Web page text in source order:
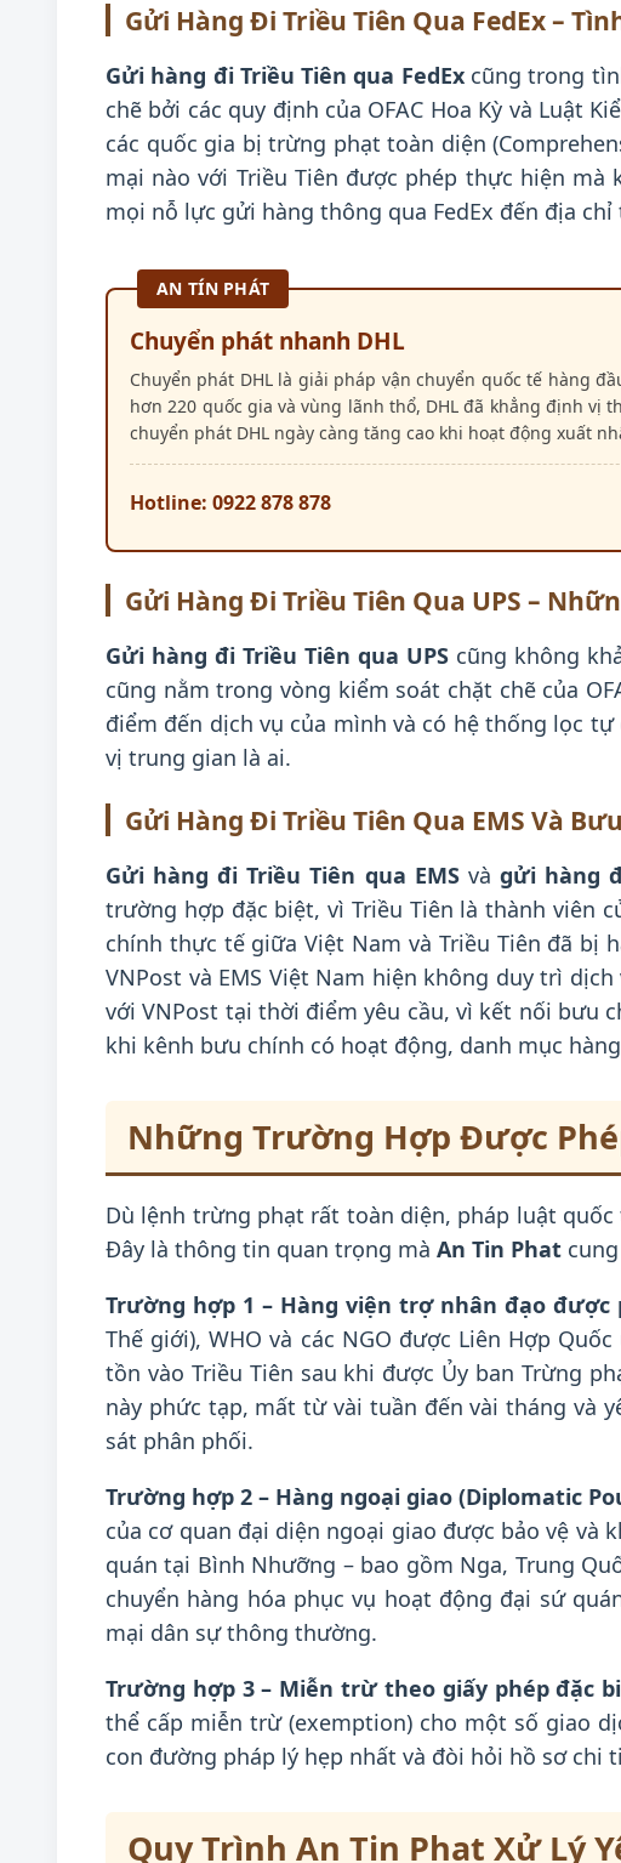
Gửi Hàng Đi Triều Tiên Qua FedEx –
Gửi hàng đi Triều Tiên qua FedExcũng trong
chẽ bởi các quy định của OFAC Hoa Kỳ và Luật
các quốc gia bị trừng phạt toàn diện
mại nào với Triều Tiên được phép thực hiện mà
mọi nỗ lực gửi hàng thông qua FedEx đến địa
AN TÍN PHÁT
Chuyển phát nhanh DHL
Chuyển phát DHL là giải pháp vận chuyển quốc tế hàng
hơn 220 quốc gia và vùng lãnh thổ, DHL đã khẳng định vị
chuyển phát DHL ngày càng tăng cao khi hoạt động xuất
Hotline: 0922 878 878
Gửi Hàng Đi Triều Tiên Qua UPS –
Gửi hàng đi Triều Tiên qua UPS cũng không
cũng nằm trong vòng kiểm soát chặt chẽ của
điểm đến dịch vụ của mình và có hệ thống lọc
vị trung gian là ai.
Gửi Hàng Đi Triều Tiên Qua EMS Và
Gửi hàng đi Triều Tiên qua EMSvà gửi hàng
trường hợp đặc biệt, vì Triều Tiên là thành viên
chính thực tế giữa Việt Nam và Triều Tiên đã
VNPost và EMS Việt Nam hiện không duy trì
với VNPost tại thời điểm yêu cầu, vì kết nối bưu
khi kênh bưu chính có hoạt động, danh mục
Những Trường Hợp Được
Dù lệnh trừng phạt rất toàn diện, pháp luật
Đây là thông tin quan trọng mà An Tin Phat
Trường hợp 1 – Hàng viện trợ nhân đạo được
Thế giới), WHO và các NGO được Liên Hợp
tồn vào Triều Tiên sau khi được Ủy ban Trừng
này phức tạp, mất từ vài tuần đến vài tháng và
sát phân phối.
Trường hợp 2 – Hàng ngoại giao (Diplomatic
của cơ quan đại diện ngoại giao được bảo vệ
quán tại Bình Nhưỡng – bao gồm Nga, Trung
chuyển hàng hóa phục vụ hoạt động đại sứ
mại dân sự thông thường.
Trường hợp 3 – Miễn trừ theo giấy phép đặc
thể cấp miễn trừ (exemption) cho một số giao
con đường pháp lý hẹp nhất và đòi hỏi hồ sơ chi
Quy Trình An Tin Phat Xử Lý